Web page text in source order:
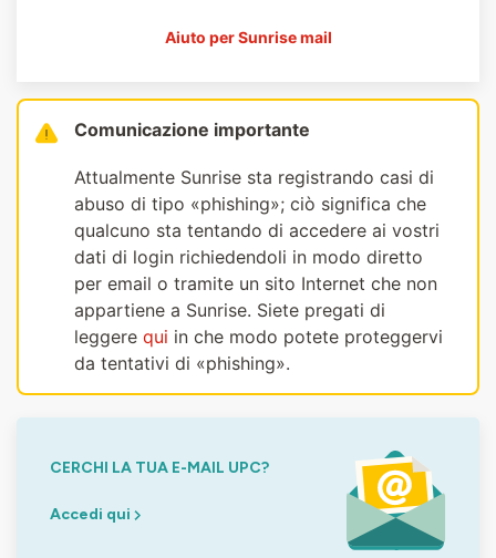
Aiuto per Sunrise mail
Comunicazione importante
Attualmente Sunrise sta registrando casi di
abuso di tipo «phishing»; ciò significa che
qualcuno sta tentando di accedere ai vostri
dati di login richiedendoli in modo diretto
per email o tramite un sito Internet che non
appartiene a Sunrise. Siete pregati di
leggere qui in che modo potete proteggervi
da tentativi di «phishing».
CERCHI LA TUA E-MAIL UPC?
Accedi qui